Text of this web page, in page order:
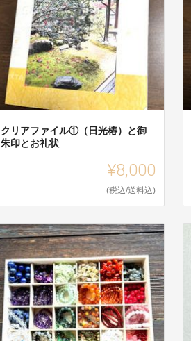
クリアファイル①（日光椿）と御
朱印とお礼状
¥8,000
(税込/送料込)